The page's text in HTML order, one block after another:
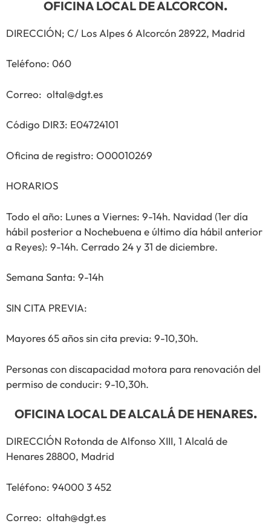
OFICINA LOCAL DE ALCORCON.
DIRECCIÓN; C/ Los Alpes 6 Alcorcón 28922, Madrid
Teléfono: 060
Correo: oltal@dgt.es
Código DIR3: E04724101
Oficina de registro: O00010269
HORARIOS
Todo el año: Lunes a Viernes: 9-14h. Navidad (1er día
hábil posterior a Nochebuena e último día hábil anterior
a Reyes): 9-14h. Cerrado 24 y 31 de diciembre.
Semana Santa: 9-14h
SIN CITA PREVIA:
Mayores 65 años sin cita previa: 9-10,30h.
Personas con discapacidad motora para renovación del
permiso de conducir: 9-10,30h.
OFICINA LOCAL DE ALCALÁ DE HENARES.
DIRECCIÓN Rotonda de Alfonso XIII, 1 Alcalá de
Henares 28800, Madrid
Teléfono: 94000 3 452
Correo: oltah@dgt.es